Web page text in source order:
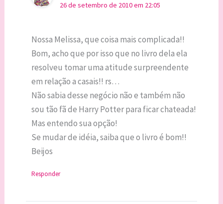
26 de setembro de 2010 em 22:05
Nossa Melissa, que coisa mais complicada!!
Bom, acho que por isso que no livro dela ela
resolveu tomar uma atitude surpreendente
em relação a casais!! rs…
Não sabia desse negócio não e também não
sou tão fã de Harry Potter para ficar chateada!
Mas entendo sua opção!
Se mudar de idéia, saiba que o livro é bom!!
Beijos
Responder